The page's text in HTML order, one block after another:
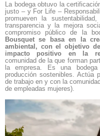
La bodega obtuvo la
justo – y For Life –
promueven la
transparencia y la mejora
compromiso público de la
Bousquet se basa en la
ambiental, con el objetivo
impacto positivo en la
comunidad de la que forman
la empresa. Es una
producción sostenibles. Actúa
de trabajo en y con la
de empleadas mujeres).